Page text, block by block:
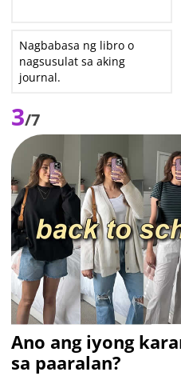
Nagbabasa ng libro o
nagsusulat sa aking
journal.
3/7
Ano ang iyong
sa paaralan?